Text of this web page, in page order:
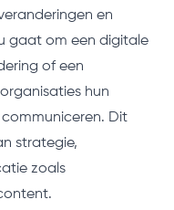
en
gaat om een digitale
of een
hun
Dit
strategie,
zoals